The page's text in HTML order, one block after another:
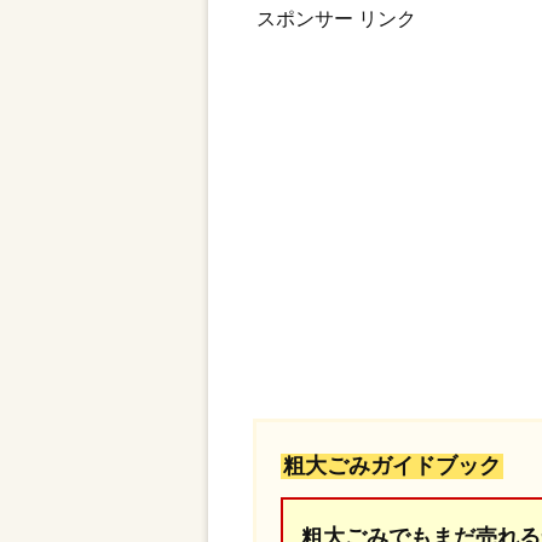
スポンサー リンク
粗大ごみガイドブック
粗大ごみでもまだ売れる